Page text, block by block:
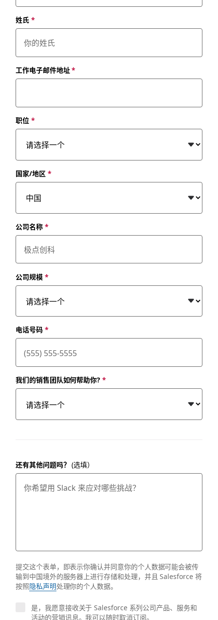
姓氏*
工作电子邮件地址*
职位 *
国家/地区 *
公司名称*
公司规模*
电话号码*
我们的销售团队如何帮助你? *
还有其他问题吗？ (选填）
提交这个表单，即表示你确认并同意你的个人数据可能会被传
输到中国境外的服务器上进行存储和处理，并且 Salesforce 将
按照隐私声明处理你的个人数据。
是，我愿意接收关于 Salesforce 系列公司产品、服务和
活动的营销讯息。我可以随时取消订阅。